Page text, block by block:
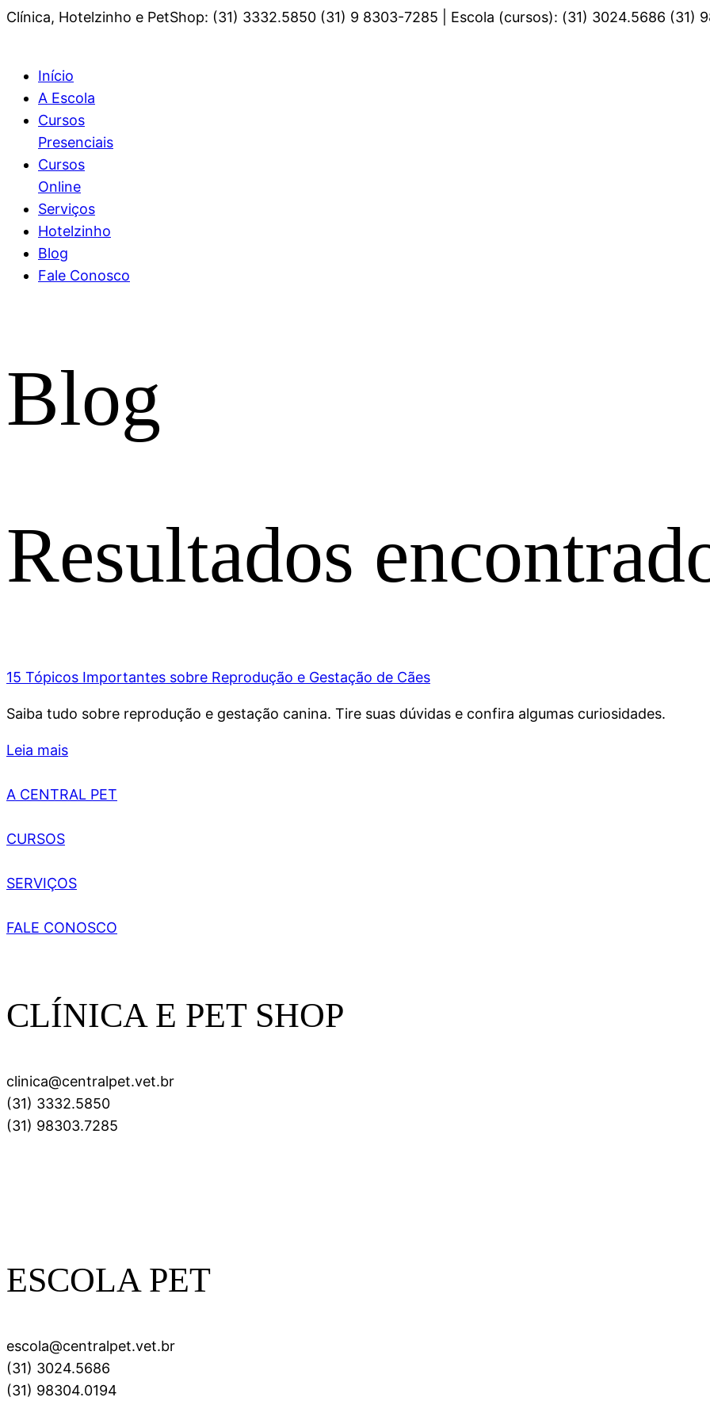
Clínica, Hotelzinho e PetShop: (31) 3332.5850 (31) 9 8303-7285 | Escola (cursos): (31) 3024.5686 (31)
Início
A Escola
Cursos
Presenciais
Cursos
Online
Serviços
Hotelzinho
Blog
Fale Conosco
Blog
Resultados
15 Tópicos Importantes sobre Reprodução e Gestação de Cães
Saiba tudo sobre reprodução e gestação canina. Tire suas dúvidas e confira algumas curiosidades.
Leia mais
A CENTRAL PET
CURSOS
SERVIÇOS
FALE CONOSCO
CLÍNICA E PET SHOP
clinica@centralpet.vet.br
(31) 3332.5850
(31) 98303.7285
ESCOLA PET
escola@centralpet.vet.br
(31) 3024.5686
(31) 98304.0194